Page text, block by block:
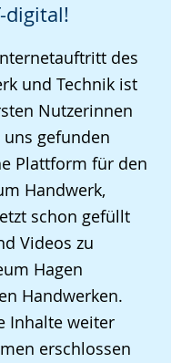
digital!
des
und Technik ist
Nutzerinnen
uns gefunden
Plattform für den
Handwerk,
schon gefüllt
Videos zu
Hagen
Handwerken.
Inhalte weiter
erschlossen